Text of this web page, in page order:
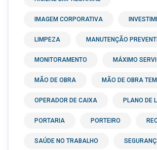
IMAGEM CORPORATIVA
LIMPEZA MANUTENÇÃO
MONITORAMENTO MÁXIMO
MÃO DE OBRA MÃO DE OBRA
OPERADOR DE CAIXA PLANO DE
PORTARIA PORTEIRO
SAÚDE NO TRABALHO